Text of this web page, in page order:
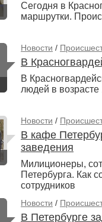
Сегодня в
маршрутки.
Новости /
В
В
людей в
Новости /
В кафе
заведения
Милиционеры,
Петербурга. Как
сотрудников
Новости /
В Петербурге